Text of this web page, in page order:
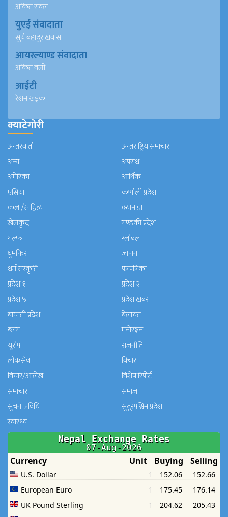
अंकित रावल
युएई संवादाता
सुर्य बहादुर खवास
आयरल्याण्ड संवादाता
अंकित वली
आईटी
रेशम खड्का
क्याटेगोरी
अन्तरवार्ता
अन्तराष्ट्रिय समाचार
अन्य
अपराध
अमेरिका
आर्थिक
एसिया
कर्णाली प्रदेश
कला/साहित्य
क्यानाडा
खेलकुद
गण्डकी प्रदेश
गल्फ
ग्लोबल
घुमफिर
जापान
धर्म संस्कृति
पत्रपत्रिका
प्रदेश १
प्रदेश २
प्रदेश ५
प्रदेश खबर
बाग्मती प्रदेश
बेलायत
ब्लग
मनाेरञ्जन
यूरोप
राजनीति
लोकसेवा
विचार
विचार/आलेख
विशेष रिपोर्ट
समाचार
समाज
सुचना प्रविधि
सुदूरपश्चिम प्रदेश
स्वास्थ्य